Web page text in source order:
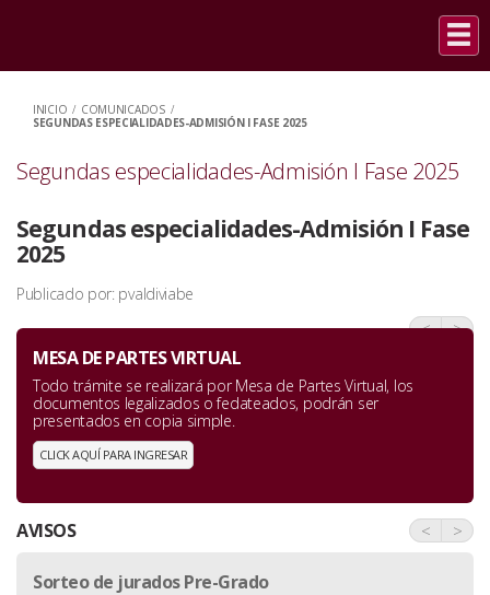
INICIO / COMUNICADOS /
SEGUNDAS ESPECIALIDADES-ADMISIÓN I FASE 2025
Segundas especialidades-Admisión I Fase 2025
Segundas especialidades-Admisión I Fase
2025
Publicado por: pvaldiviabe
< >
MESA DE PARTES VIRTUAL
Todo trámite se realizará por Mesa de Partes Virtual, los
documentos legalizados o fedateados, podrán ser
presentados en copia simple.
CLICK AQUÍ PARA INGRESAR
AVISOS < >
Sorteo de jurados Pre-Grado